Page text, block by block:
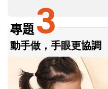
專題3
動手做，手眼更協調